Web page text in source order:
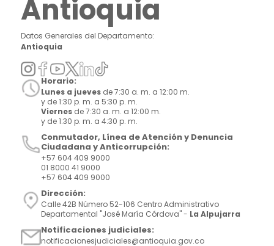
Antioquia
Datos Generales del Departamento:
Antioquia
Horario:
Lunes a jueves de 7:30 a. m. a 12:00 m.
y de 1:30 p. m. a 5:30 p. m.
Viernes de 7:30 a. m. a 12:00 m.
y de 1:30 p. m. a 4:30 p. m.
Conmutador, Línea de Atención y Denuncia
Ciudadana y Anticorrupción:
+57 604 409 9000
01 8000 41 9000
+57 604 409 9000
Dirección:
Calle 42B Número 52-106 Centro Administrativo
Departamental "José María Córdova" - La Alpujarra
Notificaciones judiciales:
notificacionesjudiciales@antioquia.gov.co